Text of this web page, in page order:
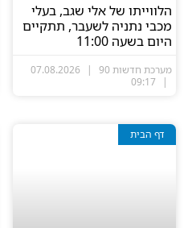
הלווייתו של אלי שגב, בעלי
מכבי נתניה לשעבר, תתקיים
היום בשעה 11:00
מערכת חדשות 90
דף הבית